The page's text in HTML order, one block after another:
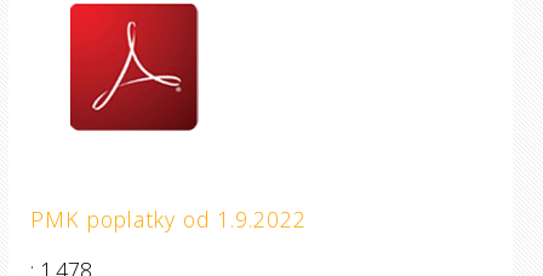
PMK poplatky od 1.9.2022
: 1.478